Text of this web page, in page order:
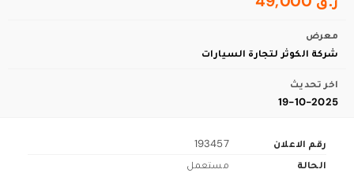
معرض
شركة الكوثر لتجارة السيارات
اخر تحديث
19-10-2025
رقم الاعلان
193457
الحالة
مستعمل